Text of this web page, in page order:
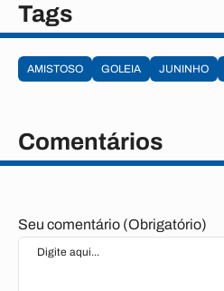
Tags
AMISTOSO GOLEIA JUNINHO
Comentários
Seu comentário (Obrigatório)